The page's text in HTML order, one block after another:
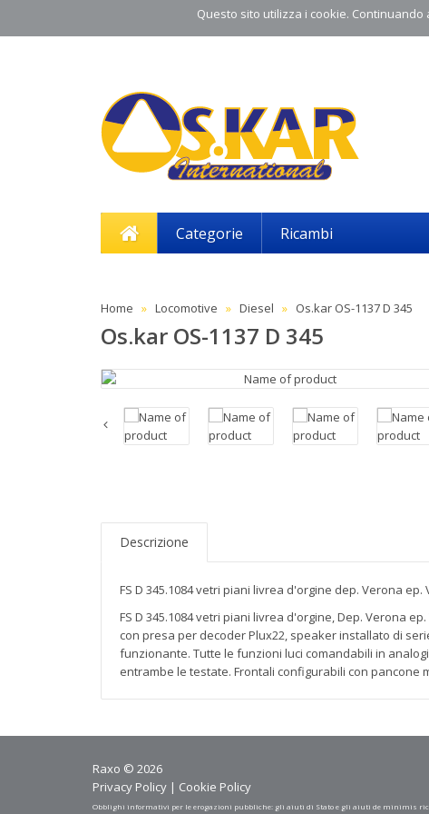
Questo sito utilizza i cookie.
Categorie Ricambi
Home Locomotive Diesel Os.kar OS-1137 D 345
Os.kar OS-1137 D 345
Descrizione
FS D 345.1084 vetri piani livrea d'orgine dep. Verona ep.
FS D 345.1084 vetri piani livrea d'orgine, Dep. Verona
con presa per decoder Plux22, speaker installato di
funzionante. Tutte le funzioni luci comandabili in
entrambe le testate. Frontali configurabili con
Raxo © 2026
Privacy Policy | Cookie Policy
Obblighi informativi per le erogazioni pubbliche: gli aiuti di Stato e gli aiuti de minimis